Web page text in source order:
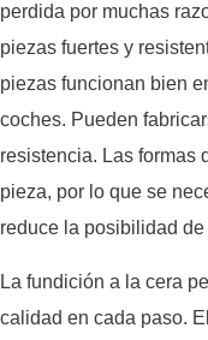
perdida por muchas
piezas fuertes y
piezas funcionan bien
coches. Pueden
resistencia. Las formas
pieza, por lo que se
reduce la posibilidad de
La fundición a la cera
calidad en cada paso.